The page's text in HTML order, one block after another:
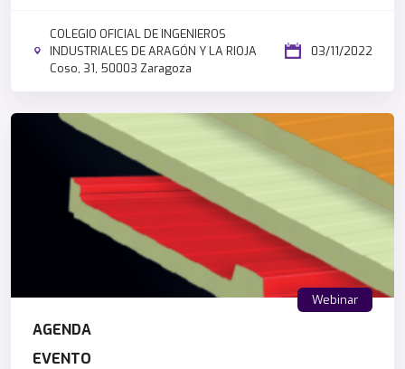
COLEGIO OFICIAL DE INGENIEROS
INDUSTRIALES DE ARAGÓN Y LA RIOJA
Coso, 31, 50003 Zaragoza
03/11/2022
Webinar
AGENDA
EVENTO